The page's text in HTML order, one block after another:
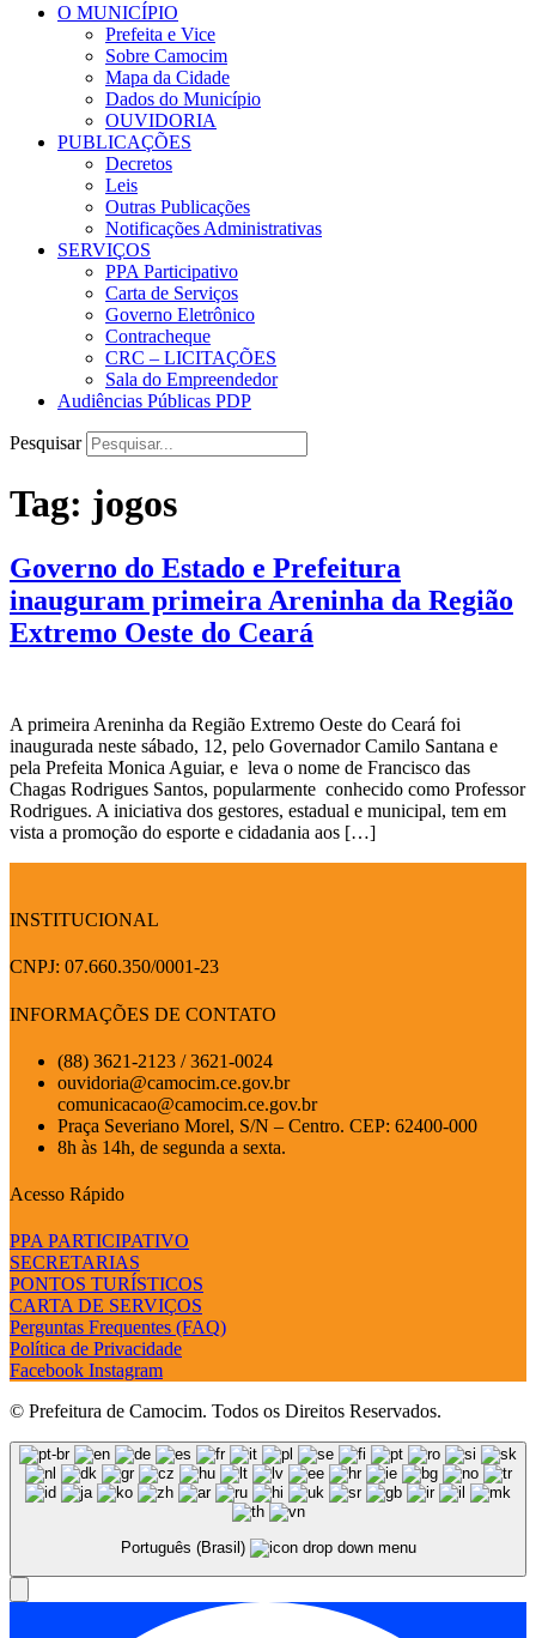
O MUNICÍPIO
Prefeita e Vice
Sobre Camocim
Mapa da Cidade
Dados do Município
OUVIDORIA
PUBLICAÇÕES
Decretos
Leis
Outras Publicações
Notificações Administrativas
SERVIÇOS
PPA Participativo
Carta de Serviços
Governo Eletrônico
Contracheque
CRC – LICITAÇÕES
Sala do Empreendedor
Audiências Públicas PDP
Pesquisar
Tag: jogos
Governo do Estado e Prefeitura
inauguram primeira Areninha da Região
Extremo Oeste do Ceará
A primeira Areninha da Região Extremo Oeste do Ceará foi
inaugurada neste sábado, 12, pelo Governador Camilo Santana e
pela Prefeita Monica Aguiar, e leva o nome de Francisco das
Chagas Rodrigues Santos, popularmente conhecido como Professor
Rodrigues. A iniciativa dos gestores, estadual e municipal, tem em
vista a promoção do esporte e cidadania aos […]
INSTITUCIONAL
CNPJ: 07.660.350/0001-23
INFORMAÇÕES DE CONTATO
(88) 3621-2123 / 3621-0024
ouvidoria@camocim.ce.gov.br
comunicacao@camocim.ce.gov.br
Praça Severiano Morel, S/N – Centro. CEP: 62400-000
8h às 14h, de segunda a sexta.
Acesso Rápido
PPA PARTICIPATIVO
SECRETARIAS
PONTOS TURÍSTICOS
CARTA DE SERVIÇOS
Perguntas Frequentes (FAQ)
Política de Privacidade
Facebook Instagram
© Prefeitura de Camocim. Todos os Direitos Reservados.
Português (Brasil)